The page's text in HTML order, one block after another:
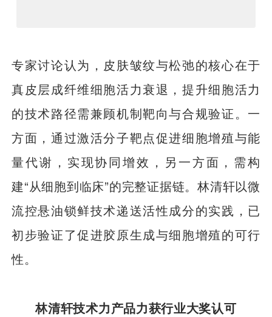
专家讨论认为，皮肤皱纹与松弛的核心在于
真皮层成纤维细胞活力衰退，提升细胞活力
的技术路径需兼顾机制靶向与合规验证。一
方面，通过激活分子靶点促进细胞增殖与能
量代谢，实现协同增效，另一方面，需构
建“从细胞到临床”的完整证据链。林清轩以微
流控悬油锁鲜技术递送活性成分的实践，已
初步验证了促进胶原生成与细胞增殖的可行
性。
林清轩技术力产品力获行业大奖认可